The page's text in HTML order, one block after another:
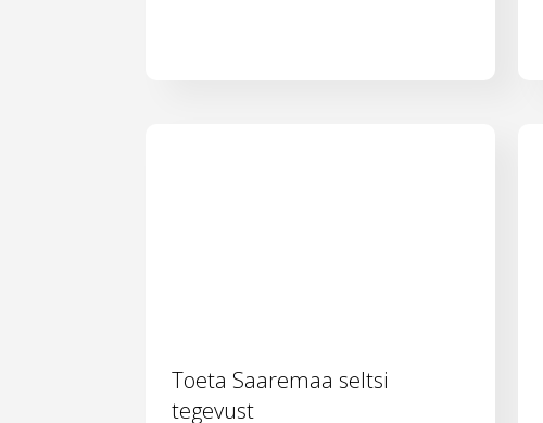
Toeta Saaremaa seltsi
tegevust